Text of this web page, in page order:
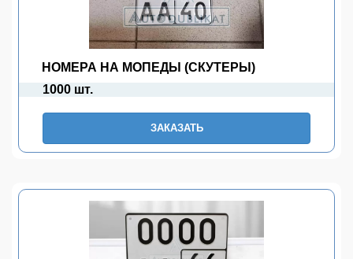
НОМЕРА НА МОПЕДЫ (СКУТЕРЫ)
1000 шт.
ЗАКАЗАТЬ